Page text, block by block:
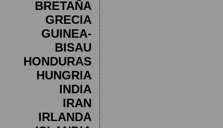
BRETAÑA
GRECIA
GUINEA-
BISAU
HONDURAS
HUNGRIA
INDIA
IRAN
IRLANDA